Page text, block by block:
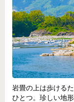
岩畳の上は歩ける
ひとつ。珍しい地